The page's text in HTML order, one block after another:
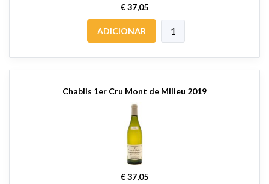
€ 37,05
ADICIONAR
Chablis 1er Cru Mont de Milieu 2019
€ 37,05